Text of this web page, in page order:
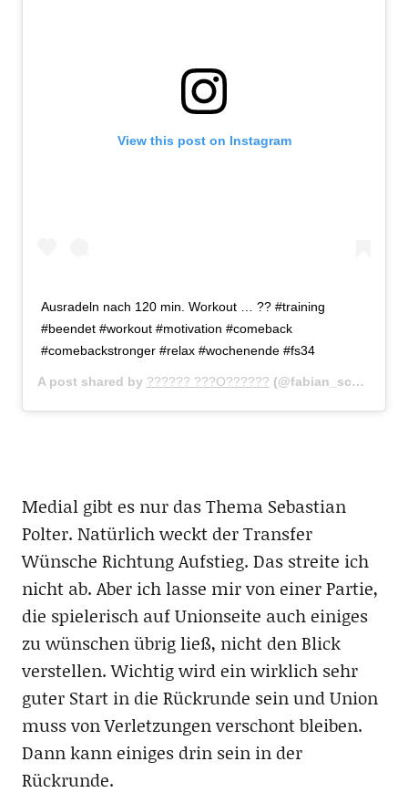
View this post on Instagram
Ausradeln nach 120 min. Workout … ?? #training
#beendet #workout #motivation #comeback
#comebackstronger #relax #wochenende #fs34
A post shared by ?????? ???O?????? (@fabian_schoenheim34) on
Medial gibt es nur das Thema Sebastian
Polter. Natürlich weckt der Transfer
Wünsche Richtung Aufstieg. Das streite ich
nicht ab. Aber ich lasse mir von einer Partie,
die spielerisch auf Unionseite auch einiges
zu wünschen übrig ließ, nicht den Blick
verstellen. Wichtig wird ein wirklich sehr
guter Start in die Rückrunde sein und Union
muss von Verletzungen verschont bleiben.
Dann kann einiges drin sein in der
Rückrunde.